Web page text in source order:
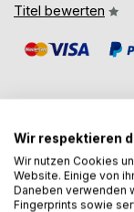
Titel bewerten
BESCHREIBUNG
Die Feen
Wir respektieren
Wir nutzen Cookies
Website. Einige von
Daneben verwenden
Fingerprints sowie